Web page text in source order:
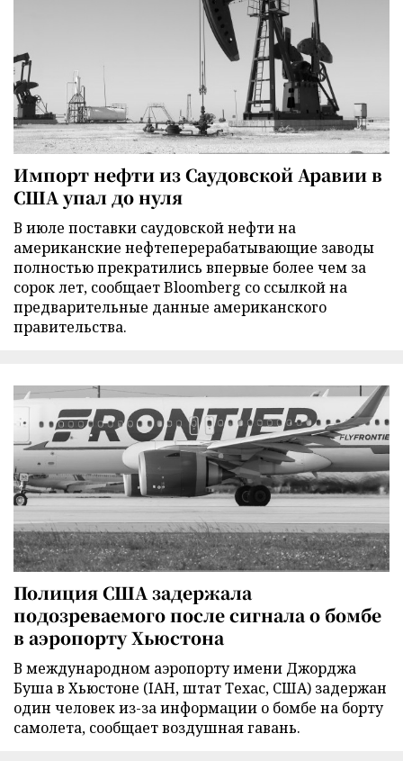
Импорт нефти из Саудовской Аравии в
США упал до нуля
В июле поставки саудовской нефти на
американские нефтеперерабатывающие заводы
полностью прекратились впервые более чем за
сорок лет, сообщает Bloomberg со ссылкой на
предварительные данные американского
правительства.
Полиция США задержала
подозреваемого после сигнала о бомбе
в аэропорту Хьюстона
В международном аэропорту имени Джорджа
Буша в Хьюстоне (IAH, штат Техас, США) задержан
один человек из-за информации о бомбе на борту
самолета, сообщает воздушная гавань.